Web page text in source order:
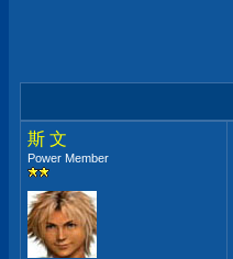
斯 文
Power Member